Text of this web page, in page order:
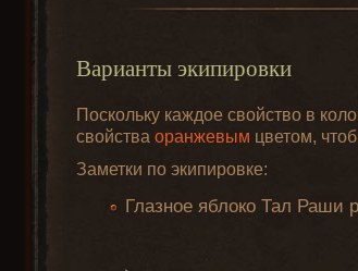
Варианты экипировки
Поскольку каждое свойство в
свойстваоранжевым цветом,
Заметки по экипировке:
Глазное яблоко Тал Раши